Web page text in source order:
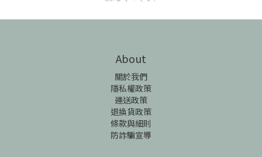
About
關於我們
隱私權政策
運送政策
退換貨政策
條款與細則
防詐騙宣導